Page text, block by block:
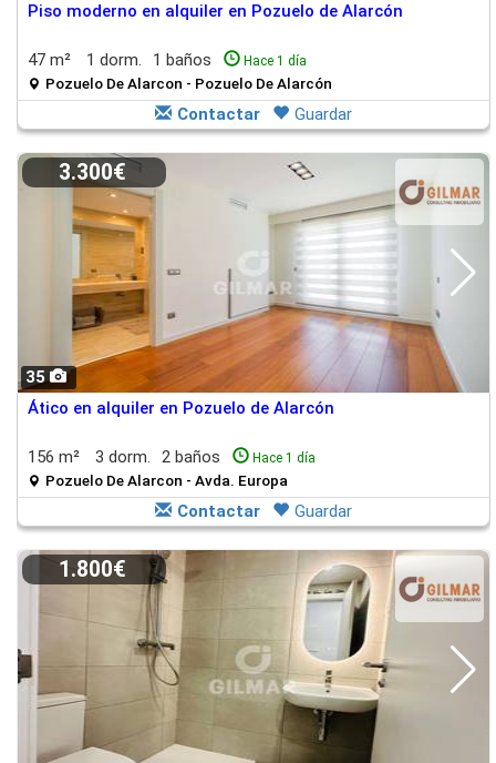
Piso moderno en alquiler en Pozuelo de Alarcón
47 m² 1 dorm. 1 baños Hace 1 día
Pozuelo De Alarcon - Pozuelo De Alarcón
Contactar Guardar
35
3.300€
Ático en alquiler en Pozuelo de Alarcón
156 m² 3 dorm. 2 baños Hace 1 día
Pozuelo De Alarcon - Avda. Europa
Contactar Guardar
1.800€